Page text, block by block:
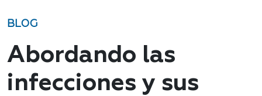
BLOG
Abordando las
infecciones y sus